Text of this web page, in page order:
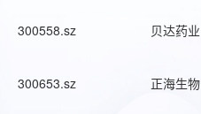
300558.sz 贝达药业
300653.sz 正海生物